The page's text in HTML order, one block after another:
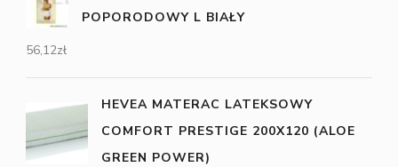
POPORODOWY L BIAŁY
56,12zł
HEVEA MATERAC LATEKSOWY
COMFORT PRESTIGE 200X120 (ALOE
GREEN POWER)